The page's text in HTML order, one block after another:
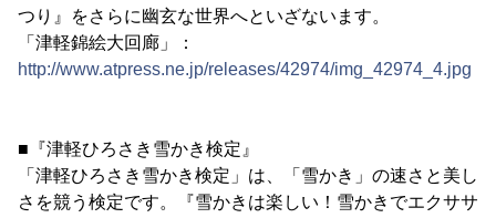
つり』をさらに幽玄な世界へといざないます。
「津軽錦絵大回廊」：
http://www.atpress.ne.jp/releases/42974/img_42974_4.jpg
■『津軽ひろさき雪かき検定』
「津軽ひろさき雪かき検定」は、「雪かき」の速さと美し
さを競う検定です。『雪かきは楽しい！雪かきでエクササ